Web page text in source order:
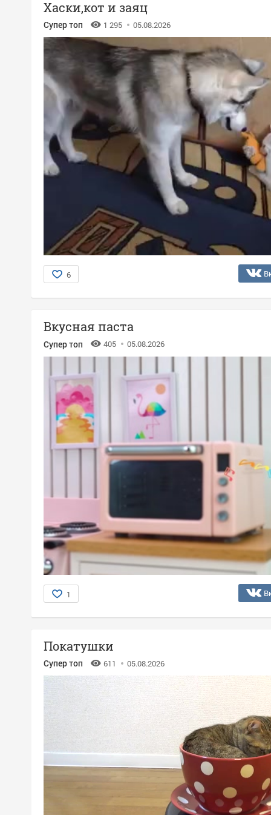
Хаски,кот и заяц
Супер топ 1 295 05.08.2026
6
Вкусная паста
Супер топ 405 05.08.2026
1
Покатушки
Супер топ 611 05.08.2026